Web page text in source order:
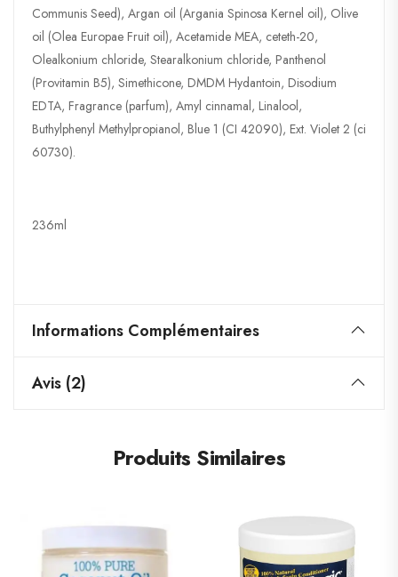
Communis Seed), Argan oil (Argania Spinosa Kernel oil), Olive
oil (Olea Europae Fruit oil), Acetamide MEA, ceteth-20,
Olealkonium chloride, Stearalkonium chloride, Panthenol
(Provitamin B5), Simethicone, DMDM Hydantoin, Disodium
EDTA, Fragrance (parfum), Amyl cinnamal, Linalool,
Buthylphenyl Methylpropianol, Blue 1 (CI 42090), Ext. Violet 2 (ci
60730).
236ml
Informations Complémentaires
Avis (2)
Produits Similaires